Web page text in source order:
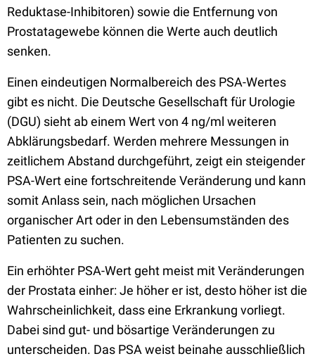
Reduktase-Inhibitoren) sowie die Entfernung von
Prostatagewebe können die Werte auch deutlich
senken.
Einen eindeutigen Normalbereich des PSA-Wertes
gibt es nicht. Die Deutsche Gesellschaft für Urologie
(DGU) sieht ab einem Wert von 4 ng/ml weiteren
Abklärungsbedarf. Werden mehrere Messungen in
zeitlichem Abstand durchgeführt, zeigt ein steigender
PSA-Wert eine fortschreitende Veränderung und kann
somit Anlass sein, nach möglichen Ursachen
organischer Art oder in den Lebensumständen des
Patienten zu suchen.
Ein erhöhter PSA-Wert geht meist mit Veränderungen
der Prostata einher: Je höher er ist, desto höher ist die
Wahrscheinlichkeit, dass eine Erkrankung vorliegt.
Dabei sind gut- und bösartige Veränderungen zu
unterscheiden. Das PSA weist beinahe ausschließlich